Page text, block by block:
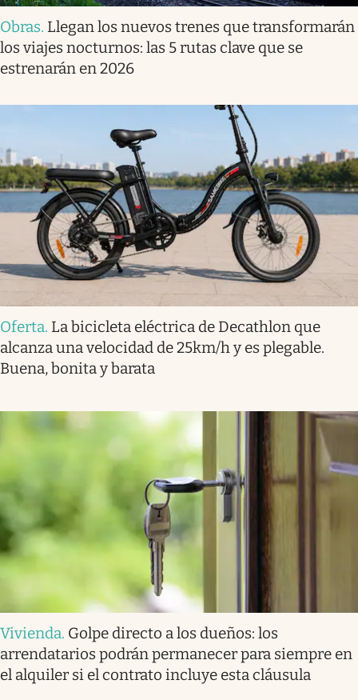
Obras. Llegan los nuevos trenes que transformarán
los viajes nocturnos: las 5 rutas clave que se
estrenarán en 2026
Oferta. La bicicleta eléctrica de Decathlon que
alcanza una velocidad de 25km/h y es plegable.
Buena, bonita y barata
Vivienda. Golpe directo a los dueños: los
arrendatarios podrán permanecer para siempre en
el alquiler si el contrato incluye esta cláusula